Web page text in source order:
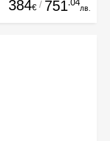
384€ / 751 лв.